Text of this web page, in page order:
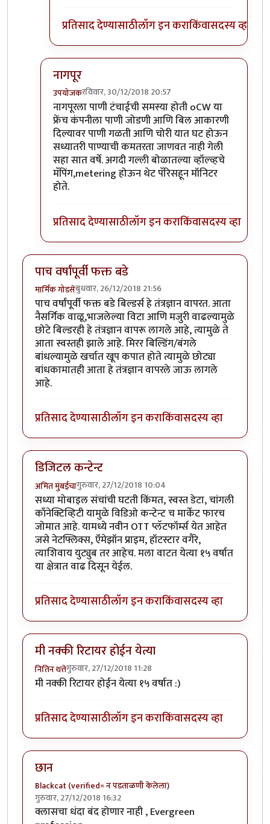
प्रतिसाद देण्यासाठीलॉग इन कराकिंवासदस्य व्हा
नागपूर
उपयोजकरविवार, 30/12/2018 20:57
In reply toअशी आणि इतरही अनेक तंत्रेbyडॉ सुहास म्हात्रे
नागपूरला पाणी टंचाईची समस्या होती oCW या
फ्रेंच कंपनीला पाणी जोडणी आणि बिल आकारणी
दिल्यावर पाणी गळती आणि चोरी यात घट होऊन
सध्यातरी पाण्याची कमतरता जाणवत नाही गेली
सहा सात वर्षे. अगदी गल्ली बोळातल्या व्हॉल्व्हचे
मॅपिंग,metering होऊन थेट पॅरिसहून मॉनिटर
होते.
प्रतिसाद देण्यासाठीलॉग इन कराकिंवासदस्य व्हा
पाच वर्षांपूर्वी फक्त बडे
मार्मिक गोडसेबुधवार, 26/12/2018 21:56
पाच वर्षांपूर्वी फक्त बडे बिल्डर्स हे तंत्रज्ञान वापरत. आता
नैसर्गिक वाळू,भाजलेल्या विटा आणि मजुरी वाढल्यामुळे
छोटे बिल्डरही हे तंत्रज्ञान वापरू लागले आहे, त्यामुळे ते
आता स्वस्तही झाले आहे. मिरर बिल्डिंग/बंगले
बांधल्यामुळे खर्चात खूप कपात होते त्यामुळे छोट्या
बांधकामातही आता हे तंत्रज्ञान वापरले जाऊ लागले
आहे.
प्रतिसाद देण्यासाठीलॉग इन कराकिंवासदस्य व्हा
डिजिटल कन्टेन्ट
अमित मुंबईचागुरुवार, 27/12/2018 10:04
सध्या मोबाइल संचांची घटती किंमत, स्वस्त डेटा, चांगली
काँनेक्टिव्हिटी यामुळे विडिओ कन्टेन्ट च मार्केट फारच
जोमात आहे. यामध्ये नवीन OTT प्लॅटफॉर्म्स येत आहेत
जसे नेटफ्लिक्स, ऍमेझॉन प्राइम, हॉटस्टार वगैरे,
त्याशिवाय युट्युब तर आहेच. मला वाटत येत्या १५ वर्षात
या क्षेत्रात वाढ दिसून येईल.
प्रतिसाद देण्यासाठीलॉग इन कराकिंवासदस्य व्हा
मी नक्की रिटायर होईन येत्या
नितिन थत्तेगुरुवार, 27/12/2018 11:28
मी नक्की रिटायर होईन येत्या १५ वर्षात :)
प्रतिसाद देण्यासाठीलॉग इन कराकिंवासदस्य व्हा
छान
Blackcat (verified= न पडताळणी केलेला)
गुरुवार, 27/12/2018 16:32
क्लासचा धंदा बंद होणार नाही , Evergreen